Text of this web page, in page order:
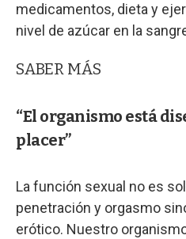
medicamentos, dieta y
nivel de azúcar en la
SABER MÁS
“El organismo está
placer”
La función sexual no es
penetración y orgasmo
erótico. Nuestro